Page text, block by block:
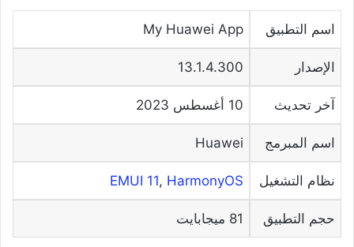
اسم التطبيق My Huawei App
الإصدار 13.1.4.300
آخر تحديث 10 أغسطس 2023
اسم المبرمج Huawei
نظام التشغيل EMUI 11, HarmonyOS
حجم التطبيق 81 ميجابايت